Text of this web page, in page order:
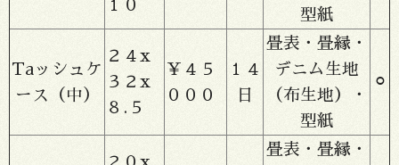
１０
型紙
Taッシュケ
ース（中）
２４x
３２x
８.５
￥４５
０００
１４
日
畳表・畳縁・
デニム生地
（布生地）・
型紙
⚪︎
畳表・畳縁・